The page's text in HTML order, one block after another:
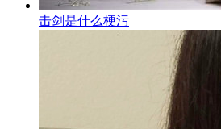
击剑是什么梗污